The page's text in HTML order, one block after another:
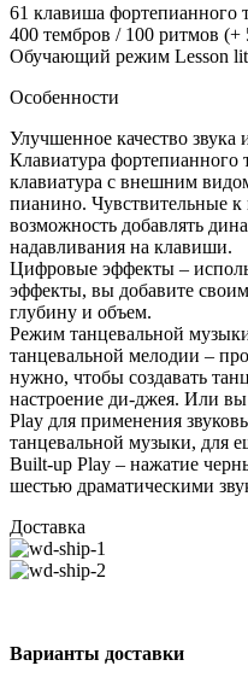
61 клавиша фортепианного
400 тембров / 100 ритмов
Обучающий режим Lesson
Особенности
Улучшенное качество
Клавиатура фортепианного
клавиатура с внешним
пианино. Чувствительные
возможность добавлять
надавливания на клавиши.
Цифровые эффекты –
эффекты, вы добавите
глубину и объем.
Режим танцевальной
танцевальной мелодии –
нужно, чтобы создавать
настроение ди-джея. Или
Play для применения
танцевальной музыки, для
Built-up Play – нажатие
шестью драматическими
Доставка
Варианты доставки